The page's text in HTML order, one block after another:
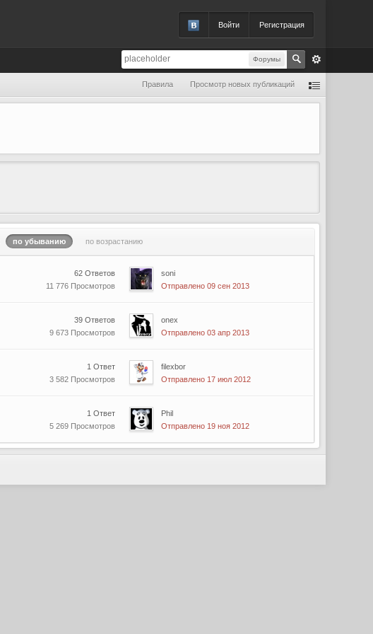
Войти Регистрация
Форумы
Правила Просмотр новых публикаций
по убыванию по возрастанию
62 Ответов
11 776 Просмотров
soni
Отправлено 09 сен 2013
39 Ответов
9 673 Просмотров
onex
Отправлено 03 апр 2013
1 Ответ
3 582 Просмотров
filexbor
Отправлено 17 июл 2012
1 Ответ
5 269 Просмотров
Phil
Отправлено 19 ноя 2012